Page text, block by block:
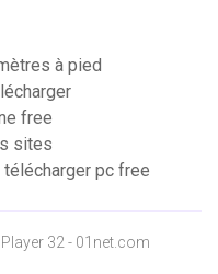
à pied
free
sites
pc free
32 - 01net.com